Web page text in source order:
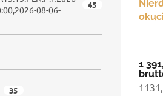
08-06-
45
35
w
1